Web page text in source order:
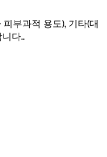
부과적 용도), 기타(대
다..